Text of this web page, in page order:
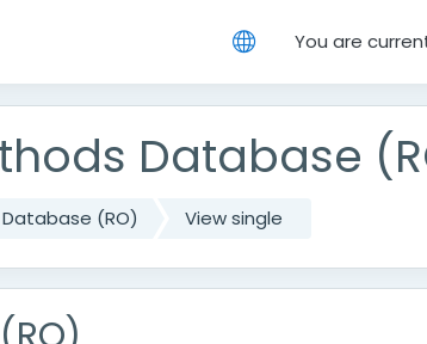
You are
Database
(RO) View single